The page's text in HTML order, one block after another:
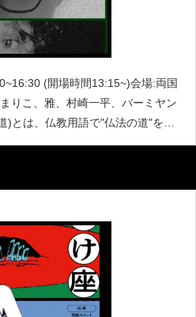
(開場時間13:15~)会場:両国
りこ、雅、村崎一平、バーミヤン
)とは、仏教用語で"仏法の道"を極
、高僧は"極道者"と呼ばれる。獄